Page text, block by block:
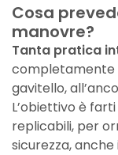
Cosa
manovre?
Tanta pratica
completamente
gavitello,
L’obiettivo è
replicabili, per
sicurezza,